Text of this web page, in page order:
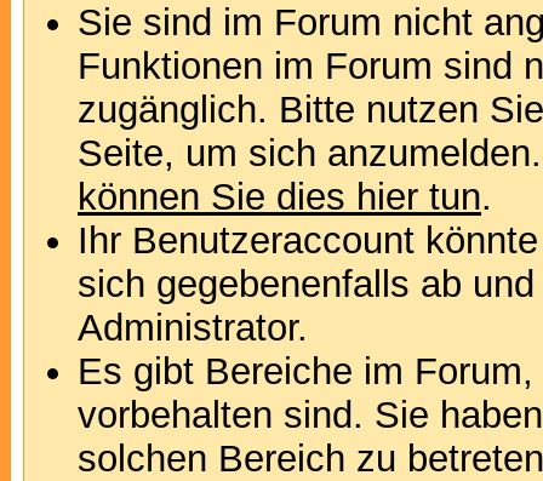
Sie sind im Forum nicht
Funktionen im Forum sind
zugänglich. Bitte nutzen
Seite, um sich
können Sie dies hier tun.
Ihr Benutzeraccount
sich gegebenenfalls ab
Administrator.
Es gibt Bereiche im
vorbehalten sind. Sie
solchen Bereich zu